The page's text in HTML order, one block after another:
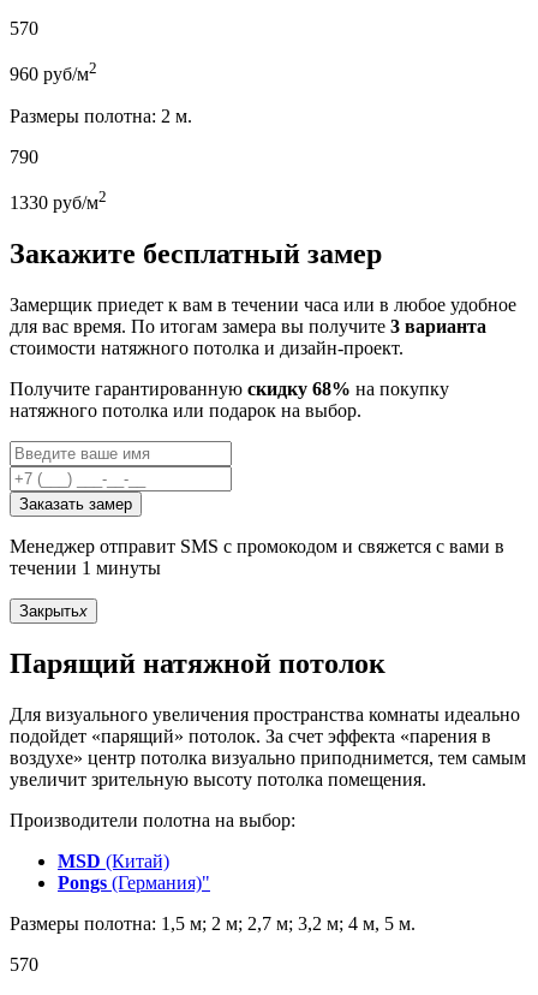
570
960 руб/м2
Размеры полотна: 2 м.
790
1330 руб/м2
Закажите бесплатный замер
Замерщик приедет к вам в течении часа или в любое удобное
для вас время. По итогам замера вы получите 3 варианта
стоимости натяжного потолка и дизайн-проект.
Получите гарантированную скидку 68% на покупку
натяжного потолка или подарок на выбор.
Заказать замер
Менеджер отправит SMS с промокодом и свяжется с вами в
течении 1 минуты
Закрытьx
Парящий натяжной потолок
Для визуального увеличения пространства комнаты идеально
подойдет «парящий» потолок. За счет эффекта «парения в
воздухе» центр потолка визуально приподнимется, тем самым
увеличит зрительную высоту потолка помещения.
Производители полотна на выбор:
MSD (Китай)
Pongs (Германия)"
Размеры полотна: 1,5 м; 2 м; 2,7 м; 3,2 м; 4 м, 5 м.
570